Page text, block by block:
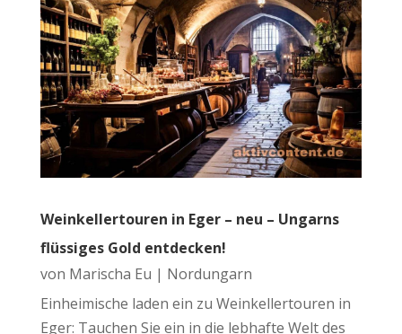
Weinkellertouren in Eger – neu – Ungarns
flüssiges Gold entdecken!
von Marischa Eu | Nordungarn
Einheimische laden ein zu Weinkellertouren in
Eger: Tauchen Sie ein in die lebhafte Welt des